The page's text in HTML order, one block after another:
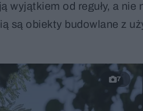
wyjątkiem od reguły, a nie
są obiekty budowlane z
7